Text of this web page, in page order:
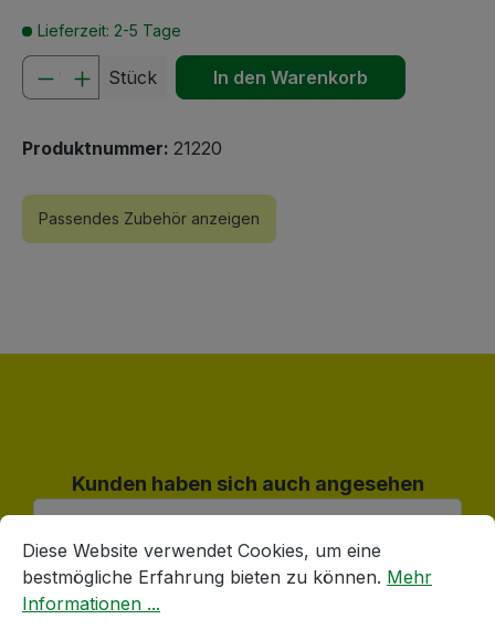
Lieferzeit: 2-5 Tage
Produkt Anzahl: Gib den gewünschten
Stück In den Warenkorb
Produktnummer: 21220
Passendes Zubehör anzeigen
Produktgalerie überspringen
Kunden haben sich auch angesehen
Cookie-Voreinstellungen
Diese Website verwendet Cookies, um eine bestmögliche
Diese Website verwendet Cookies, um eine
bestmögliche Erfahrung bieten zu können. Mehr
Informationen ...